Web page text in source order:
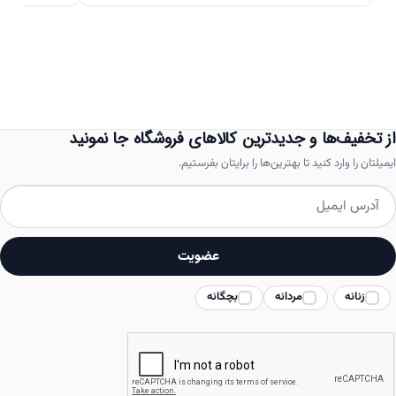
باشد.
ها
در
از تخفیف‌ها و جدیدترین کالاهای فروشگاه جا نمونید
ایمیلتان را وارد کنید تا بهترین‌ها را برایتان بفرستیم.
زنانه مردانه بچگانه
عضویت